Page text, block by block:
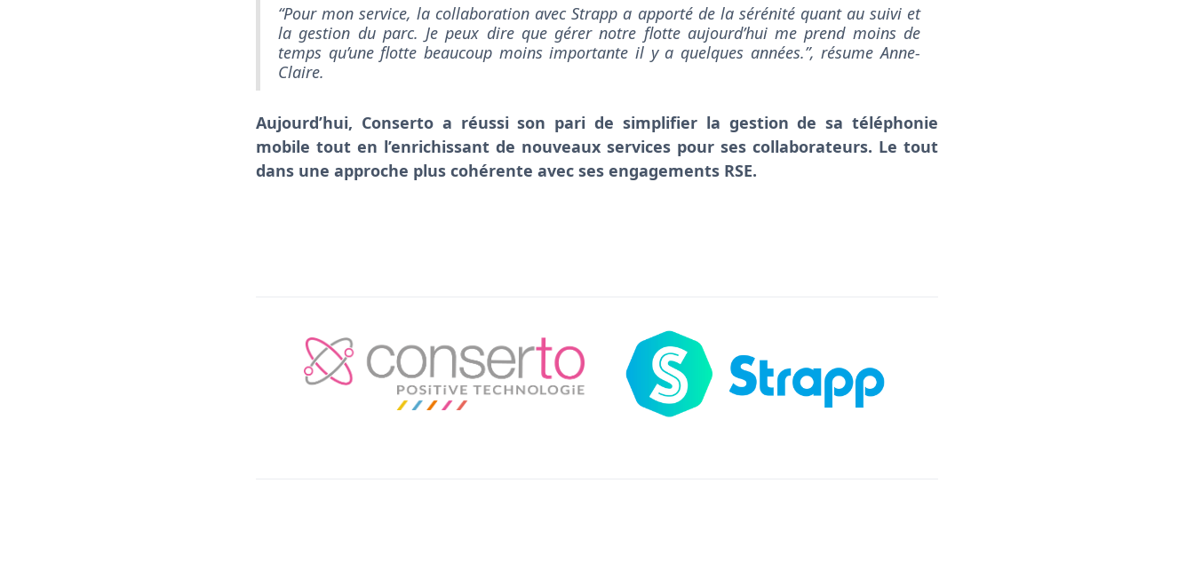
“Pour mon service, la collaboration avec Strapp a apporté de la sérénité quant au suivi et
la gestion du parc. Je peux dire que gérer notre flotte aujourd’hui me prend moins de
temps qu’une flotte beaucoup moins importante il y a quelques années.”, résume Anne-
Claire.
Aujourd’hui, Conserto a réussi son pari de simplifier la gestion de sa téléphonie
mobile tout en l’enrichissant de nouveaux services pour ses collaborateurs. Le tout
dans une approche plus cohérente avec ses engagements RSE.